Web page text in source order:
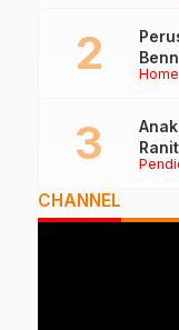
Home
CHANNEL